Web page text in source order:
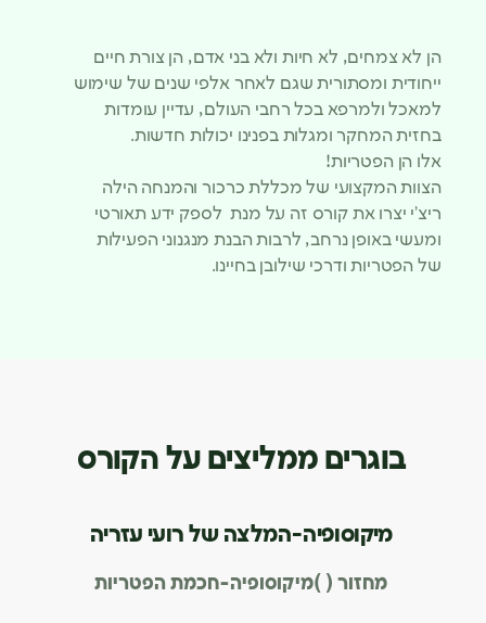
הן לא צמחים, לא חיות ולא בני אדם, הן צורת חיים
ייחודית ומסתורית שגם לאחר אלפי שנים של שימוש
למאכל ולמרפא בכל רחבי העולם, עדיין עומדות
בחזית המחקר ומגלות בפנינו יכולות חדשות.
אלו הן הפטריות!
הצוות המקצועי של מכללת כרכור והמנחה הילה
ריצ’י יצרו את קורס זה על מנת לספק ידע תאורטי
ומעשי באופן נרחב, לרבות הבנת מנגנוני הפעילות
של הפטריות ודרכי שילובן בחיינו.
בוגרים ממליצים על הקורס
מיקוסופיה-המלצה של רועי עזריה
מחזור ( )מיקוסופיה-חכמת הפטריות